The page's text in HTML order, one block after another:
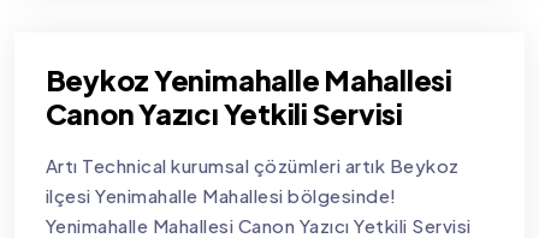
Beykoz Yenimahalle Mahallesi
Canon Yazıcı Yetkili Servisi
Artı Technical kurumsal çözümleri artık Beykoz
ilçesi Yenimahalle Mahallesi bölgesinde!
Yenimahalle Mahallesi Canon Yazıcı Yetkili Servisi